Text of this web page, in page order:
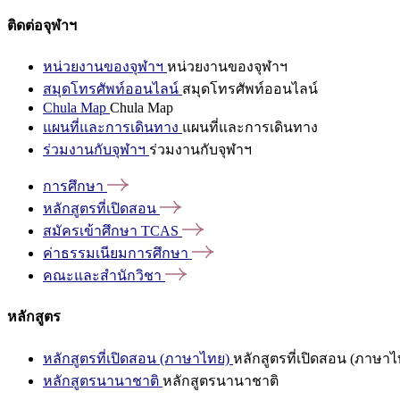
ติดต่อจุฬาฯ
หน่วยงานของจุฬาฯ หน่วยงานของจุฬาฯ
สมุดโทรศัพท์ออนไลน์ สมุดโทรศัพท์ออนไลน์
Chula Map Chula Map
แผนที่และการเดินทาง แผนที่และการเดินทาง
ร่วมงานกับจุฬาฯ ร่วมงานกับจุฬาฯ
การศึกษา
หลักสูตรที่เปิดสอน
สมัครเข้าศึกษา TCAS
ค่าธรรมเนียมการศึกษา
คณะและสำนักวิชา
หลักสูตร
หลักสูตรที่เปิดสอน (ภาษาไทย) หลักสูตรที่เปิดสอน (ภาษาไ
หลักสูตรนานาชาติ หลักสูตรนานาชาติ